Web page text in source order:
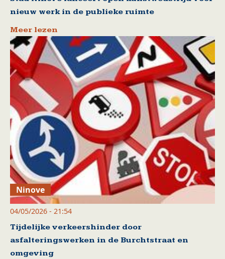
nieuw werk in de publieke ruimte
Meer lezen
Ninove
04/05/2026 - 21:54
Tijdelijke verkeershinder door
asfalteringswerken in de Burchtstraat en
omgeving